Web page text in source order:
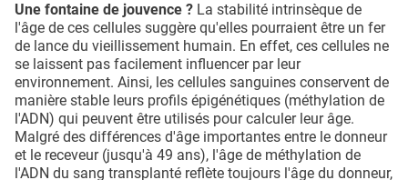
Une fontaine de jouvence ? La stabilité intrinsèque de
l'âge de ces cellules suggère qu'elles pourraient être un fer
de lance du vieillissement humain. En effet, ces cellules ne
se laissent pas facilement influencer par leur
environnement. Ainsi, les cellules sanguines conservent de
manière stable leurs profils épigénétiques (méthylation de
l'ADN) qui peuvent être utilisés pour calculer leur âge.
Malgré des différences d'âge importantes entre le donneur
et le receveur (jusqu'à 49 ans), l'âge de méthylation de
l'ADN du sang transplanté reflète toujours l'âge du donneur,